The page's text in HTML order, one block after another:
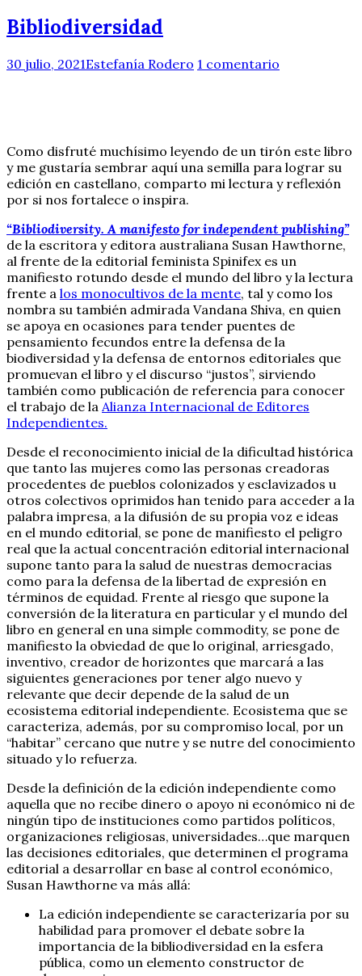
Bibliodiversidad
30 julio, 2021Estefanía Rodero 1 comentario
Como disfruté muchísimo leyendo de un tirón este libro
y me gustaría sembrar aquí una semilla para lograr su
edición en castellano, comparto mi lectura y reflexión
por si nos fortalece o inspira.
“Bibliodiversity. A manifesto for independent publishing”
de la escritora y editora australiana Susan Hawthorne,
al frente de la editorial feminista Spinifex es un
manifiesto rotundo desde el mundo del libro y la lectura
frente a los monocultivos de la mente, tal y como los
nombra su también admirada Vandana Shiva, en quien
se apoya en ocasiones para tender puentes de
pensamiento fecundos entre la defensa de la
biodiversidad y la defensa de entornos editoriales que
promuevan el libro y el discurso “justos”, sirviendo
también como publicación de referencia para conocer
el trabajo de la Alianza Internacional de Editores
Independientes.
Desde el reconocimiento inicial de la dificultad histórica
que tanto las mujeres como las personas creadoras
procedentes de pueblos colonizados y esclavizados u
otros colectivos oprimidos han tenido para acceder a la
palabra impresa, a la difusión de su propia voz e ideas
en el mundo editorial, se pone de manifiesto el peligro
real que la actual concentración editorial internacional
supone tanto para la salud de nuestras democracias
como para la defensa de la libertad de expresión en
términos de equidad. Frente al riesgo que supone la
conversión de la literatura en particular y el mundo del
libro en general en una simple commodity, se pone de
manifiesto la obviedad de que lo original, arriesgado,
inventivo, creador de horizontes que marcará a las
siguientes generaciones por tener algo nuevo y
relevante que decir depende de la salud de un
ecosistema editorial independiente. Ecosistema que se
caracteriza, además, por su compromiso local, por un
“habitar” cercano que nutre y se nutre del conocimiento
situado y lo refuerza.
Desde la definición de la edición independiente como
aquella que no recibe dinero o apoyo ni económico ni de
ningún tipo de instituciones como partidos políticos,
organizaciones religiosas, universidades…que marquen
las decisiones editoriales, que determinen el programa
editorial a desarrollar en base al control económico,
Susan Hawthorne va más allá:
La edición independiente se caracterizaría por su
habilidad para promover el debate sobre la
importancia de la bibliodiversidad en la esfera
pública, como un elemento constructor de